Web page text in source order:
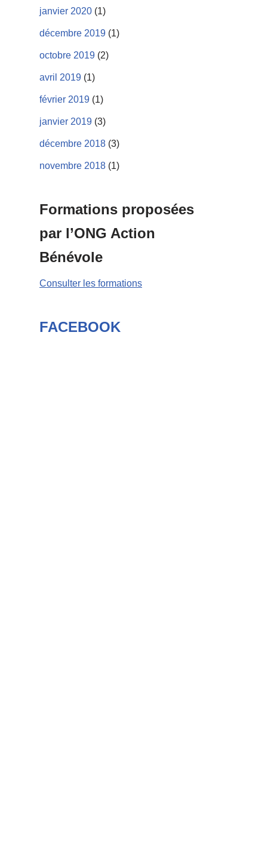
janvier 2020 (1)
décembre 2019 (1)
octobre 2019 (2)
avril 2019 (1)
février 2019 (1)
janvier 2019 (3)
décembre 2018 (3)
novembre 2018 (1)
Formations proposées
par l’ONG Action
Bénévole
Consulter les formations
FACEBOOK